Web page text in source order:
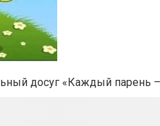
досуг «Каждый парень